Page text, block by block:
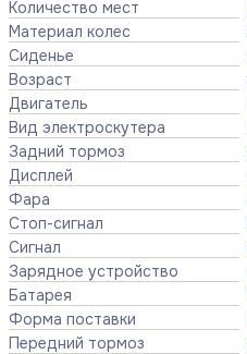
Количество мест
Материал колес
Сиденье
Возраст
Двигатель
Вид электроскутера
Задний тормоз
Дисплей
Фара
Стоп-сигнал
Сигнал
Зарядное устройство
Батарея
Форма поставки
Передний тормоз